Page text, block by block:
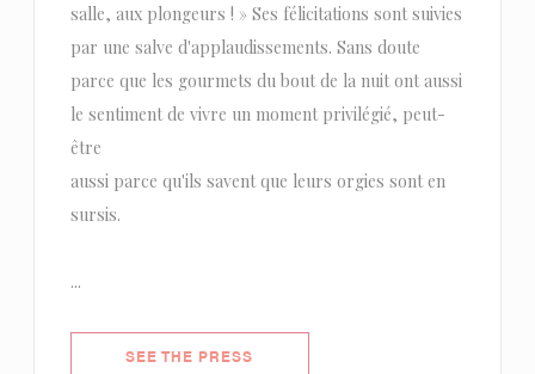
salle, aux plongeurs ! » Ses félicitations sont suivies
par une salve d'applaudissements. Sans doute
parce que les gourmets du bout de la nuit ont aussi
le sentiment de vivre un moment privilégié, peut-
être
aussi parce qu'ils savent que leurs orgies sont en
sursis.
...
SEE THE PRESS